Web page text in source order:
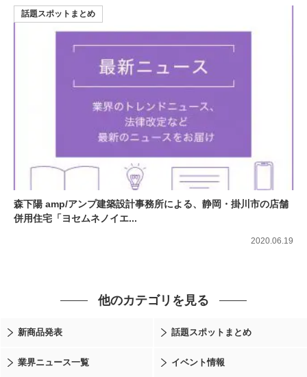
森下陽 amp/アンプ建築設計事務所による、静岡・掛川市の店舗
併用住宅「ヨセムネノイエ...
話題スポットまとめ
2020.06.19
他のカテゴリを見る
新商品発表 話題スポットまとめ
業界ニュース一覧 イベント情報